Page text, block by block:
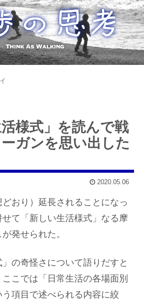
活様式」を読んで戦
ガンを思い出した
2020.05.06
おり）延長されることになっ
て「新しい生活様式」なる摩
発せられた。
」の奇怪さについて語りだすと
こでは「日常生活の各場面別
項目で述べられる内容に絞